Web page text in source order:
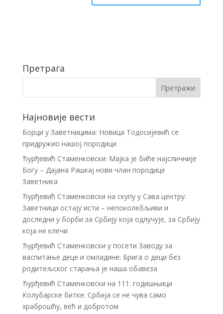
Претрага
Најновије вести
Борци у Заветницима: Новица Тодосијевић се
придружио нашој породици
Ђурђевић Стаменковски: Мајка је биће најсличније
Богу – Дајана Рашкај нови члан породице
Заветника
Ђурђевић Стаменковски на скупу у Сава центру:
Заветници остају исти – непоколебљиви и
доследни у борби за Србију која одлучује, за Србију
која не клечи
Ђурђевић Стаменковски у посети Заводу за
васпитање деце и омладине: Брига о деци без
родитељског старања је наша обавеза
Ђурђевић Стаменковски на 111. годишњици
Колубарске битке: Србија се не чува само
храброшћу, већ и добротом